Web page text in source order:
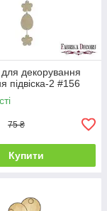
для декорування
підвіска-2 #156
75 ₴
Купити